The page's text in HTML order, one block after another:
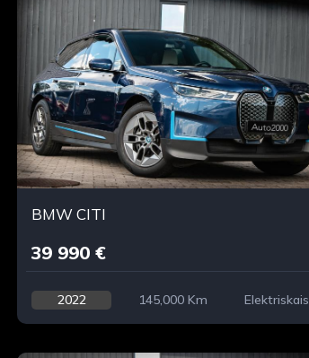
BMW CITI
39 990 €
2022 145,000 Km Elektriskais